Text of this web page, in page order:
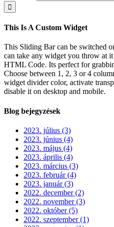
This Is A Custom Widget
This Sliding Bar can be switched
can take any widget you throw at
HTML Code. Its perfect for
Choose between 1, 2, 3 or 4
widget divider color, activate
disable it on desktop and mobile.
Blog bejegyzések
2023. július (3)
2023. június (4)
2023. május (4)
2023. április (4)
2023. március (3)
2023. február (4)
2023. január (3)
2022. december (2)
2022. november (3)
2022. október (5)
2022. szeptember (1)